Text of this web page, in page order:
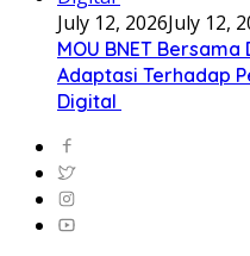
July 12, 2026July 12,
MOU BNET
Adaptasi Terhadap
Digital